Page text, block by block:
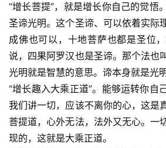
“增长菩提”，就是增长你自己的觉悟
圣谛光明。这个圣谛、可以依着实际
成佛也可以，十地菩萨也都是圣位
说，四果阿罗汉也是圣谛。那个法也
光明就是智慧的意思。谛本身就是光明
“增长趣入大乘正道”。能够运转你自
我们讲一切，应该不离你的心，这是
菩提道，心外无法，法外又无心。一
现的，这就是大乘正道。